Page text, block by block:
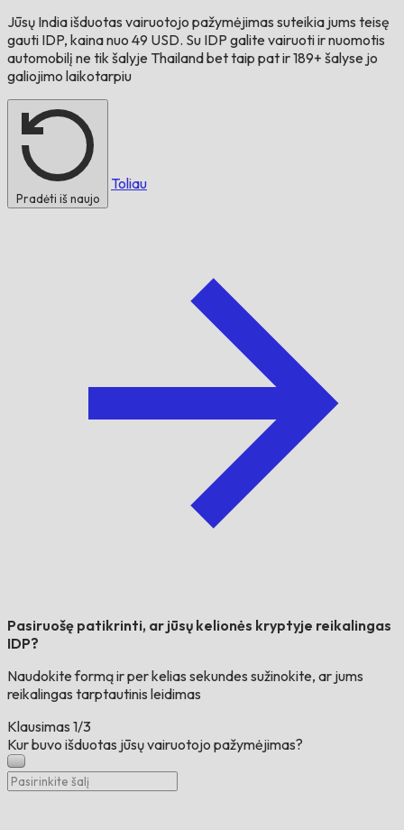
Jūsų Indiaišduotas vairuotojo pažymėjimas suteikia jums teisę
gauti IDP, kaina nuo 49 USD. Su IDP galite vairuoti ir nuomotis
automobilį ne tik šalyje Thailandbet taip pat ir 189+ šalyse jo
galiojimo laikotarpiu
Pradėti iš naujo
Toliau
Pasiruošę patikrinti, ar jūsų kelionės kryptyje reikalingas
IDP?
Naudokite formą ir per kelias sekundes sužinokite, ar jums
reikalingas tarptautinis leidimas
Klausimas 1/3
Kur buvo išduotas jūsų vairuotojo pažymėjimas?